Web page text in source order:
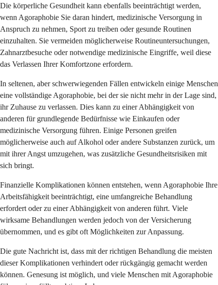
Die körperliche Gesundheit kann ebenfalls beeinträchtigt werden,
wenn Agoraphobie Sie daran hindert, medizinische Versorgung in
Anspruch zu nehmen, Sport zu treiben oder gesunde Routinen
einzuhalten. Sie vermeiden möglicherweise Routineuntersuchungen,
Zahnarztbesuche oder notwendige medizinische Eingriffe, weil diese
das Verlassen Ihrer Komfortzone erfordern.
In seltenen, aber schwerwiegenden Fällen entwickeln einige Menschen
eine vollständige Agoraphobie, bei der sie nicht mehr in der Lage sind,
ihr Zuhause zu verlassen. Dies kann zu einer Abhängigkeit von
anderen für grundlegende Bedürfnisse wie Einkaufen oder
medizinische Versorgung führen. Einige Personen greifen
möglicherweise auch auf Alkohol oder andere Substanzen zurück, um
mit ihrer Angst umzugehen, was zusätzliche Gesundheitsrisiken mit
sich bringt.
Finanzielle Komplikationen können entstehen, wenn Agoraphobie Ihre
Arbeitsfähigkeit beeinträchtigt, eine umfangreiche Behandlung
erfordert oder zu einer Abhängigkeit von anderen führt. Viele
wirksame Behandlungen werden jedoch von der Versicherung
übernommen, und es gibt oft Möglichkeiten zur Anpassung.
Die gute Nachricht ist, dass mit der richtigen Behandlung die meisten
dieser Komplikationen verhindert oder rückgängig gemacht werden
können. Genesung ist möglich, und viele Menschen mit Agoraphobie